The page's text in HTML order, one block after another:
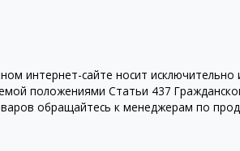
интернет-сайте носит
положениями Статьи 437
обращайтесь к менеджерам по